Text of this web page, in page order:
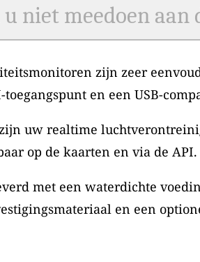
u niet meedoen
zijn zeer
en een USB-
uw realtime
op de kaarten en via de API.
met een waterdichte
en een